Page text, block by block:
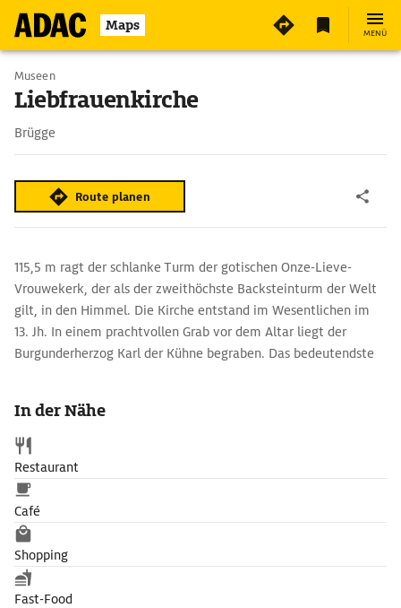
Maps MENÜ
Museen
Liebfrauenkirche
Brügge
Route planen
115,5 m ragt der schlanke Turm der gotischen Onze-Lieve-
Vrouwekerk, der als der zweithöchste Backsteinturm der Welt
gilt, in den Himmel. Die Kirche entstand im Wesentlichen im
13. Jh. In einem prachtvollen Grab vor dem Altar liegt der
Burgunderherzog Karl der Kühne begraben. Das bedeutendste
In der Nähe
Restaurant
Café
Shopping
Fast-Food